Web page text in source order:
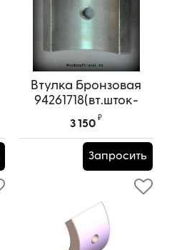
Втулка бронзовая
94261718(вт.шток-
рейки)
3 150
₽
Запросить